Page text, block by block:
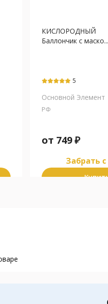
КИСЛОРОДНЫЙ
Баллончик с маско...
5
Основной Элемент
РФ
от 749₽
Забрать c